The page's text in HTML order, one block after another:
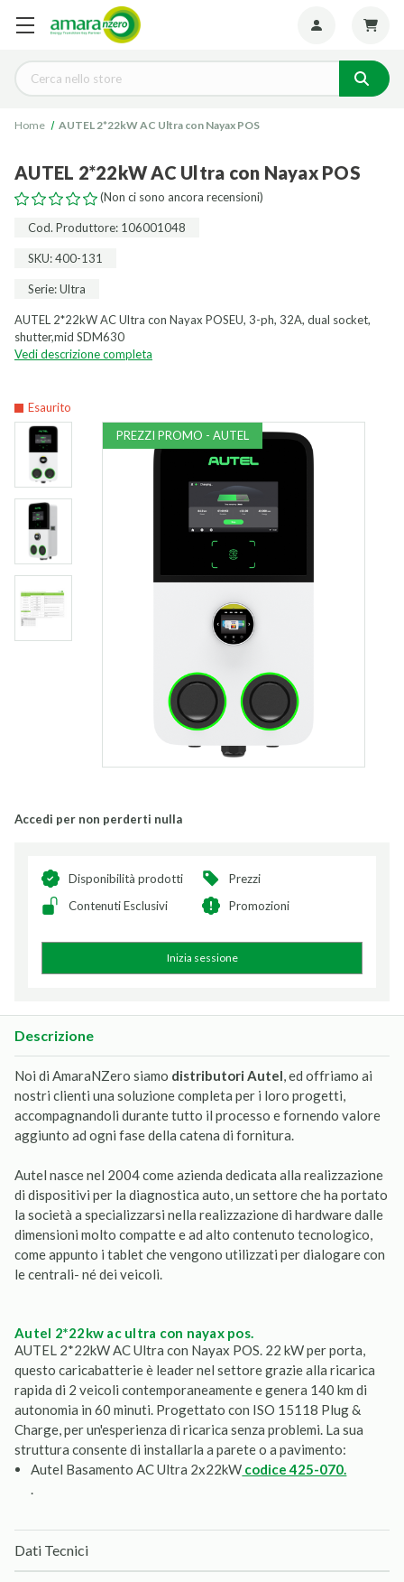
Cerca
Home AUTEL 2*22kW AC Ultra con Nayax POS
PREZZI PROMO - AUTEL
AUTEL 2*22kW AC Ultra con Nayax POS
(Non ci sono ancora recensioni)
Cod. Produttore: 106001048
SKU: 400-131
Serie: Ultra
AUTEL 2*22kW AC Ultra con Nayax POSEU, 3-ph, 32A, dual socket,
shutter,mid SDM630
Vedi descrizione completa
Esaurito
Accedi per non perderti nulla
Disponibilità prodotti
Prezzi
Contenuti Esclusivi
Promozioni
Inizia sessione
Descrizione
Noi di AmaraNZero siamo distributori Autel, ed offriamo ai
nostri clienti una soluzione completa per i loro progetti,
accompagnandoli durante tutto il processo e fornendo valore
aggiunto ad ogni fase della catena di fornitura.
Autel nasce nel 2004 come azienda dedicata alla realizzazione
di dispositivi per la diagnostica auto, un settore che ha portato
la società a specializzarsi nella realizzazione di hardware dalle
dimensioni molto compatte e ad alto contenuto tecnologico,
come appunto i tablet che vengono utilizzati per dialogare con
le centrali- né dei veicoli.
autel 2*22kw ac ultra con nayax pos.
AUTEL 2*22kW AC Ultra con Nayax POS. 22 kW per porta,
questo caricabatterie è leader nel settore grazie alla ricarica
rapida di 2 veicoli contemporaneamente e genera 140 km di
autonomia in 60 minuti. Progettato con ISO 15118 Plug &
Charge, per un'esperienza di ricarica senza problemi. La sua
struttura consente di installarla a parete o a pavimento:
Autel Basamento AC Ultra 2x22kW codice 425-070.
.
Dati Tecnici